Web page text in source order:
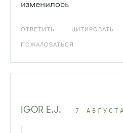
изменилось
ОТВЕТИТЬ ЦИТИРОВАТЬ
ПОЖАЛОВАТЬСЯ
IGOR E.J. 7